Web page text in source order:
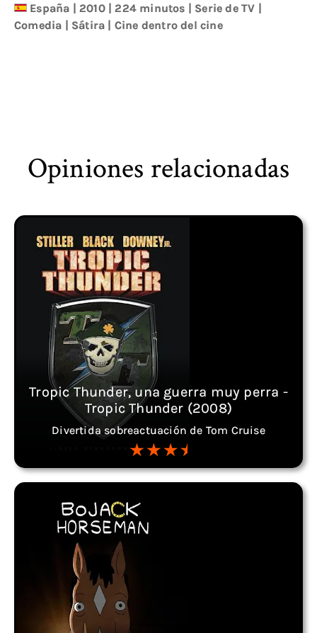
España |2010 | 224 minutos | Serie de TV |
Comedia | Sátira | Cine dentro del cine
Opiniones relacionadas
Tropic Thunder, una guerra muy perra -
Tropic Thunder (2008)
Divertida sobreactuación de Tom Cruise